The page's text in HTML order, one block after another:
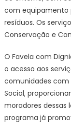
com equipamento
resíduos. Os
Conservação e
O Favela com
o acesso aos
comunidades com
Social,
moradores dessas
programa já